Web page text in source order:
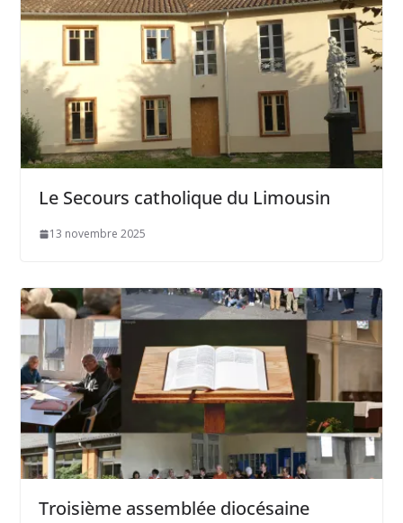
Le Secours catholique du Limousin
13 novembre 2025
Troisième assemblée diocésaine